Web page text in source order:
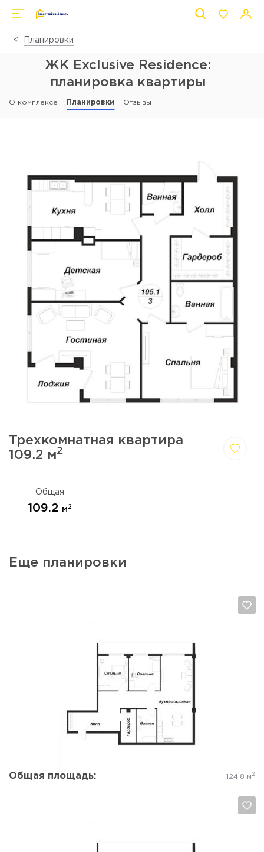
Планировки
ЖК Exclusive Residence:
планировка квартиры
О комплексе Планировки Отзывы
Трехкомнатная квартира
109.2 м2
Общая
109.2 м 2
Еще планировки
Общая площадь: 124.8 м 2